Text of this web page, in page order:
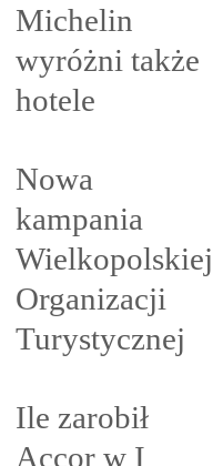
Michelin
wyróżni także
hotele
Nowa
kampania
Wielkopolskiej
Organizacji
Turystycznej
Ile zarobił
Accor w I